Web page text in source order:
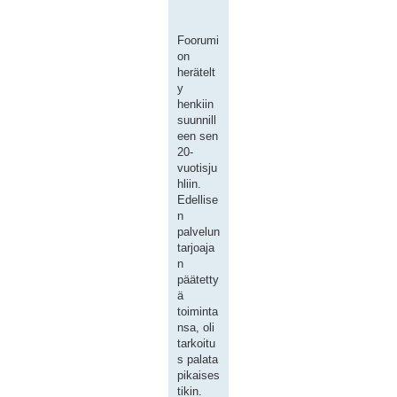
Foorumi
on
herätelt
y
henkiin
suunnill
een sen
20-
vuotisju
hliin.
Edellise
n
palvelun
tarjoaja
n
päätetty
ä
toiminta
nsa, oli
tarkoitu
s palata
pikaises
tikin.